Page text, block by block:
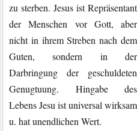
zu sterben. Jesus ist Repräsentant
der Menschen vor Gott, aber
nicht in ihrem Streben nach dem
Guten, sondern in der
Darbringung der geschuldeten
Genugtuung. Hingabe des
Lebens Jesu ist universal wirksam
u. hat unendlichen Wert.